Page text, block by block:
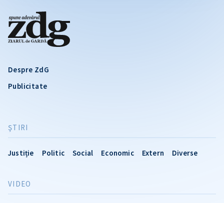
Despre ZdG
Publicitate
ŞTIRI
Justiție Politic Social Economic Extern Diverse
VIDEO